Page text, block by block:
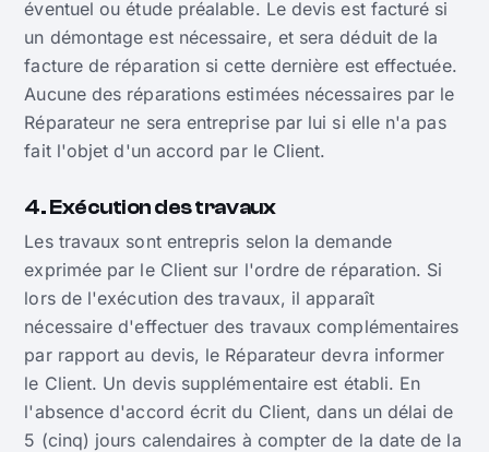
éventuel ou étude préalable. Le devis est facturé si
un démontage est nécessaire, et sera déduit de la
facture de réparation si cette dernière est effectuée.
Aucune des réparations estimées nécessaires par le
Réparateur ne sera entreprise par lui si elle n'a pas
fait l'objet d'un accord par le Client.
4. Exécution des travaux
Les travaux sont entrepris selon la demande
exprimée par le Client sur l'ordre de réparation. Si
lors de l'exécution des travaux, il apparaît
nécessaire d'effectuer des travaux complémentaires
par rapport au devis, le Réparateur devra informer
le Client. Un devis supplémentaire est établi. En
l'absence d'accord écrit du Client, dans un délai de
5 (cinq) jours calendaires à compter de la date de la